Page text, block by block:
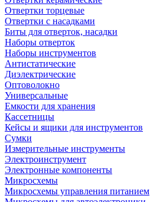
Отвертки торцевые
Отвертки с насадками
Биты для отверток, насадки
Наборы отверток
Наборы инструментов
Антистатические
Диэлектрические
Оптоволокно
Универсальные
Емкости для хранения
Кассетницы
Кейсы и ящики для инструментов
Сумки
Измерительные инструменты
Электроинструмент
Электронные компоненты
Микросхемы
Микросхемы управления питанием